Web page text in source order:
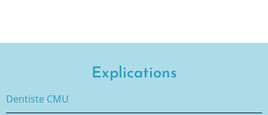
Explications
Dentiste CMU